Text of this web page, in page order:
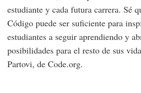
estudiante y cada futura carrera. Sé
Código puede ser suficiente para
estudiantes a seguir aprendiendo y
posibilidades para el resto de sus
Partovi, de Code.org.